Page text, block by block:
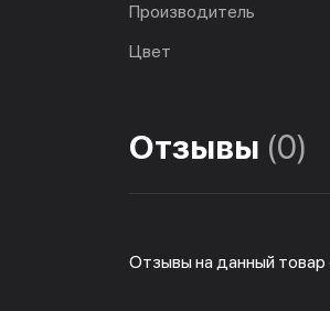
Производитель
Цвет
Отзывы (0)
Отзывы на данный